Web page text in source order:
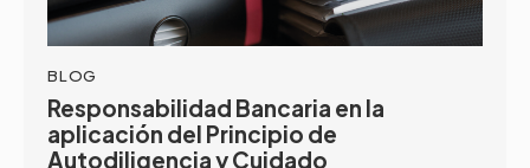
BLOG
Responsabilidad Bancaria en la
aplicación del Principio de
Autodiligencia y Cuidado